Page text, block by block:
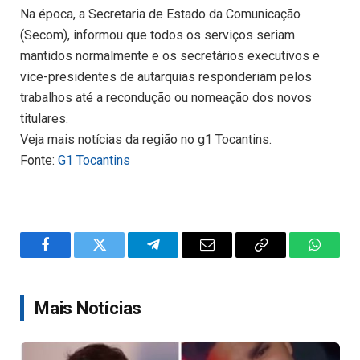
Na época, a Secretaria de Estado da Comunicação
(Secom), informou que todos os serviços seriam
mantidos normalmente e os secretários executivos e
vice-presidentes de autarquias responderiam pelos
trabalhos até a recondução ou nomeação dos novos
titulares.
Veja mais notícias da região no g1 Tocantins.
Fonte: G1 Tocantins
FacebookTwitter TelegramEmail
Copy
Mais Notícias